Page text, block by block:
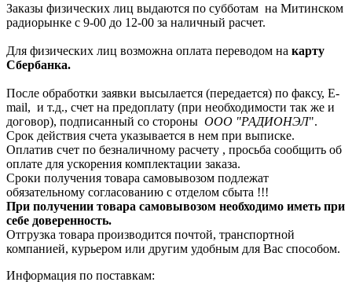
Заказы физических лиц выдаются по субботам на Митинском
радиорынке с 9-00 до 12-00 за наличный расчет.
Для физических лиц возможна оплата переводом на карту
Сбербанка.
После обработки заявки высылается (передается) по факсу, E-
mail, и т.д., счет на предоплату (при необходимости так же и
договор), подписанный со стороны ООО "РАДИОНЭЛ".
Срок действия счета указывается в нем при выписке.
Оплатив счет по безналичному расчету , просьба сообщить об
оплате для ускорения комплектации заказа.
Сроки получения товара самовывозом подлежат
обязательному согласованию с отделом сбыта !!!
При получении товара самовывозом необходимо иметь при
себе доверенность.
Отгрузка товара производится почтой, транспортной
компанией, курьером или другим удобным для Вас способом.
Информация по поставкам: